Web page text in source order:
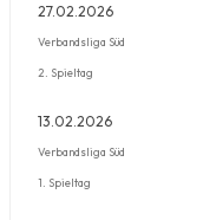
27.02.2026
Verbandsliga Süd
2. Spieltag
13.02.2026
Verbandsliga Süd
1. Spieltag